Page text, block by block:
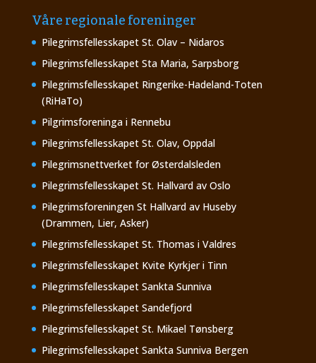
Våre regionale foreninger
Pilegrimsfellesskapet St. Olav – Nidaros
Pilegrimsfellesskapet Sta Maria, Sarpsborg
Pilegrimsfellesskapet Ringerike-Hadeland-Toten
(RiHaTo)
Pilgrimsforeninga i Rennebu
Pilegrimsfellesskapet St. Olav, Oppdal
Pilegrimsnettverket for Østerdalsleden
Pilegrimsfellesskapet St. Hallvard av Oslo
Pilegrimsforeningen St Hallvard av Huseby
(Drammen, Lier, Asker)
Pilegrimsfellesskapet St. Thomas i Valdres
Pilegrimsfellesskapet Kvite Kyrkjer i Tinn
Pilegrimsfellesskapet Sankta Sunniva
Pilegrimsfellesskapet Sandefjord
Pilegrimsfellesskapet St. Mikael Tønsberg
Pilegrimsfellesskapet Sankta Sunniva Bergen